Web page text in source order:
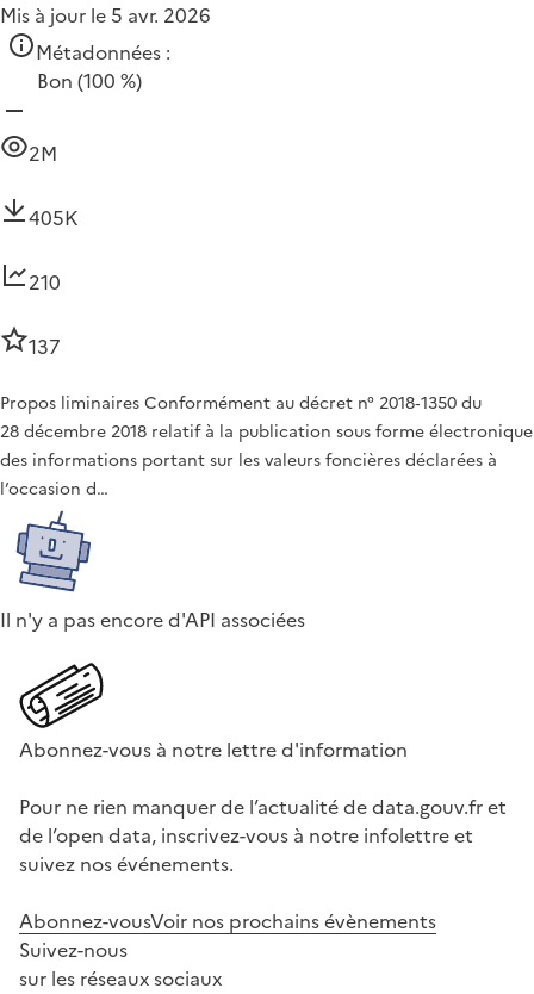
Mis à jour le 5 avr. 2026
Métadonnées :
Bon (100 %)
2M
405K
210
137
Propos liminaires Conformément au décret n° 2018‑1350 du
28 décembre 2018 relatif à la publication sous forme électronique
des informations portant sur les valeurs foncières déclarées à
l’occasion d…
Il n'y a pas encore d'API associées
Abonnez-vous à notre lettre d'information
Pour ne rien manquer de l’actualité de data.gouv.fr et
de l’open data, inscrivez-vous à notre infolettre et
suivez nos événements.
Abonnez-vousVoir nos prochains évènements
Suivez-nous
sur les réseaux sociaux